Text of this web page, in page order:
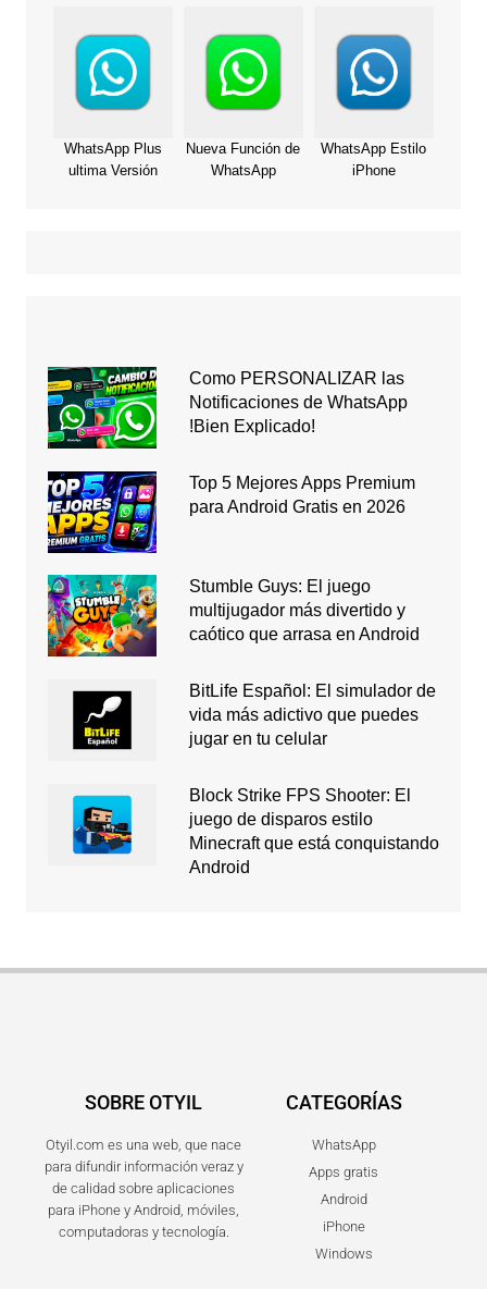
WhatsApp Plus
ultima Versión
Nueva Función de
WhatsApp
WhatsApp Estilo
iPhone
Como PERSONALIZAR las
Notificaciones de WhatsApp
!Bien Explicado!
Top 5 Mejores Apps Premium
para Android Gratis en 2026
Stumble Guys: El juego
multijugador más divertido y
caótico que arrasa en Android
BitLife Español: El simulador de
vida más adictivo que puedes
jugar en tu celular
Block Strike FPS Shooter: El
juego de disparos estilo
Minecraft que está conquistando
Android
SOBRE OTYIL
Otyil.com es una web, que nace
para difundir información veraz y
de calidad sobre aplicaciones
para iPhone y Android, móviles,
computadoras y tecnología.
CATEGORÍAS
WhatsApp
Apps gratis
Android
iPhone
Windows